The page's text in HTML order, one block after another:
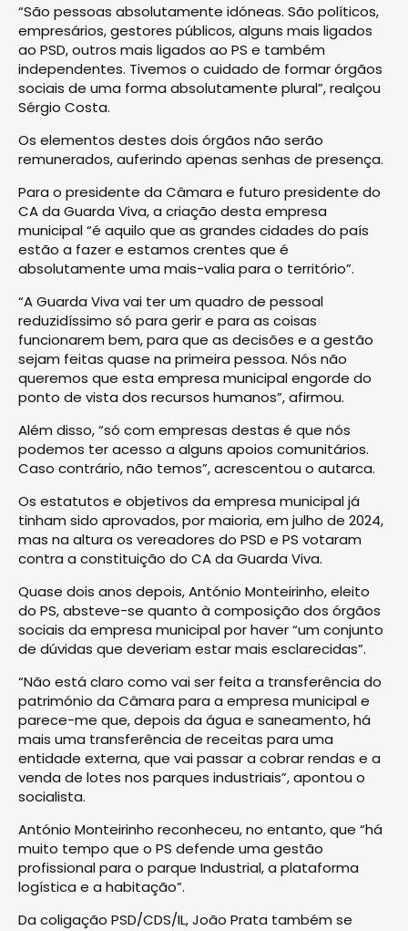
“São pessoas absolutamente idóneas. São políticos,
empresários, gestores públicos, alguns mais ligados
ao PSD, outros mais ligados ao PS e também
independentes. Tivemos o cuidado de formar órgãos
sociais de uma forma absolutamente plural”, realçou
Sérgio Costa.
Os elementos destes dois órgãos não serão
remunerados, auferindo apenas senhas de presença.
Para o presidente da Câmara e futuro presidente do
CA da Guarda Viva, a criação desta empresa
municipal “é aquilo que as grandes cidades do país
estão a fazer e estamos crentes que é
absolutamente uma mais-valia para o território”.
“A Guarda Viva vai ter um quadro de pessoal
reduzidíssimo só para gerir e para as coisas
funcionarem bem, para que as decisões e a gestão
sejam feitas quase na primeira pessoa. Nós não
queremos que esta empresa municipal engorde do
ponto de vista dos recursos humanos”, afirmou.
Além disso, “só com empresas destas é que nós
podemos ter acesso a alguns apoios comunitários.
Caso contrário, não temos”, acrescentou o autarca.
Os estatutos e objetivos da empresa municipal já
tinham sido aprovados, por maioria, em julho de 2024,
mas na altura os vereadores do PSD e PS votaram
contra a constituição do CA da Guarda Viva.
Quase dois anos depois, António Monteirinho, eleito
do PS, absteve-se quanto à composição dos órgãos
sociais da empresa municipal por haver “um conjunto
de dúvidas que deveriam estar mais esclarecidas”.
“Não está claro como vai ser feita a transferência do
património da Câmara para a empresa municipal e
parece-me que, depois da água e saneamento, há
mais uma transferência de receitas para uma
entidade externa, que vai passar a cobrar rendas e a
venda de lotes nos parques industriais”, apontou o
socialista.
António Monteirinho reconheceu, no entanto, que “há
muito tempo que o PS defende uma gestão
profissional para o parque Industrial, a plataforma
logística e a habitação”.
Da coligação PSD/CDS/IL, João Prata também se